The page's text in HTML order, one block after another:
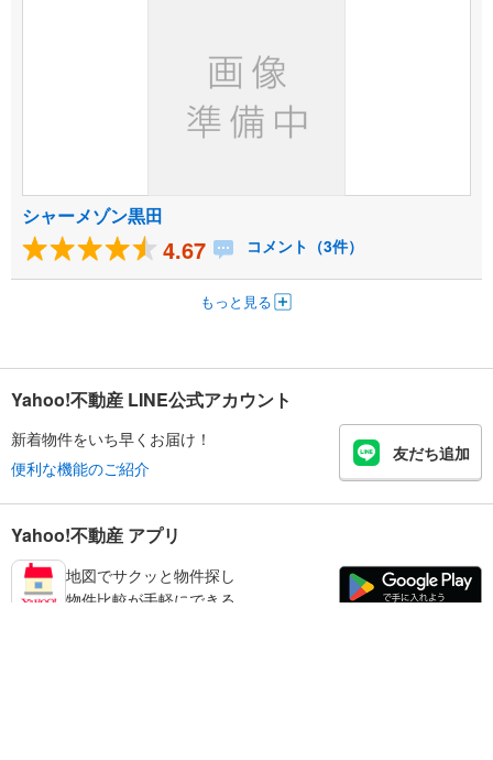
シャーメゾン黒田
4.67 コメント（3件）
もっと見る
Yahoo!不動産 LINE公式アカウント
新着物件をいち早くお届け！
便利な機能のご紹介
友だち追加
Yahoo!不動産 アプリ
地図でサクッと物件探し
物件比較が手軽にできる